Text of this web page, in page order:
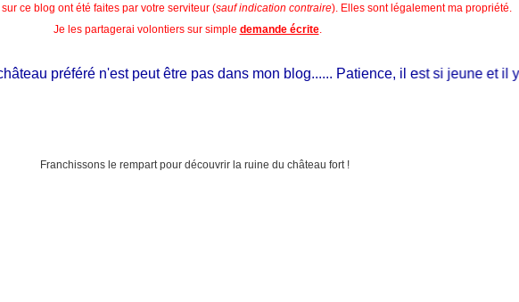
ce blog ont été faites par votre serviteur (sauf indication contraire). Elles sont légalement ma propriété.
Je les partagerai volontiers sur simple demande écrite.
préféré n'est peut être pas dans mon blog...... Patience, il est si jeune et il y